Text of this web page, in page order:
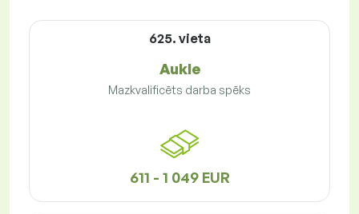
625. vieta
Aukle
Mazkvalificēts darba spēks
611 - 1 049 EUR